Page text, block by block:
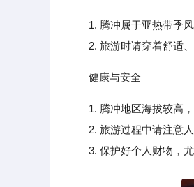
1. 腾冲属于亚热带季
2. 旅游时请穿着舒适、
健康与安全
1. 腾冲地区海拔较高
2. 旅游过程中请注意人
3. 保护好个人财物，尤